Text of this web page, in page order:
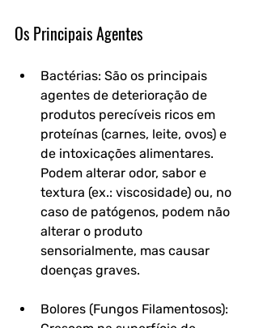
Os Principais Agentes
Bactérias: São os principais
agentes de deterioração de
produtos perecíveis ricos em
proteínas (carnes, leite, ovos) e
de intoxicações alimentares.
Podem alterar odor, sabor e
textura (ex.: viscosidade) ou, no
caso de patógenos, podem não
alterar o produto
sensorialmente, mas causar
doenças graves.
Bolores (Fungos Filamentosos):